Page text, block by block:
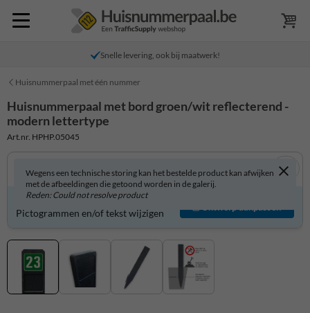
Snelle levering, ook bij maatwerk!
Huisnummerpaal met één nummer
Huisnummerpaal met bord groen/wit reflecterend -
modern lettertype
Art.nr. HPHP.05045
Wegens een technische storing kan het bestelde product kan afwijken
met de afbeeldingen die getoond worden in de galerij.
Reden: Could not resolve product
Product zelf aanpassen?
Pictogrammen en/of tekst wijzigen
Ontwerp aanpassen